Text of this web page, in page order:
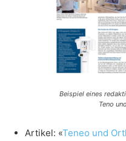
Beispiel eines
Teno
Artikel: «Teneo und